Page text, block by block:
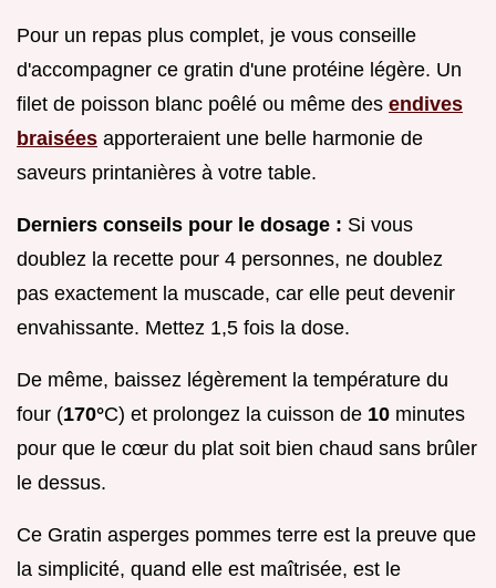
Pour un repas plus complet, je vous conseille
d'accompagner ce gratin d'une protéine légère. Un
filet de poisson blanc poêlé ou même des endives
braisées apporteraient une belle harmonie de
saveurs printanières à votre table.
Derniers conseils pour le dosage : Si vous
doublez la recette pour 4 personnes, ne doublez
pas exactement la muscade, car elle peut devenir
envahissante. Mettez 1,5 fois la dose.
De même, baissez légèrement la température du
four (170°C) et prolongez la cuisson de 10 minutes
pour que le cœur du plat soit bien chaud sans brûler
le dessus.
Ce Gratin asperges pommes terre est la preuve que
la simplicité, quand elle est maîtrisée, est le